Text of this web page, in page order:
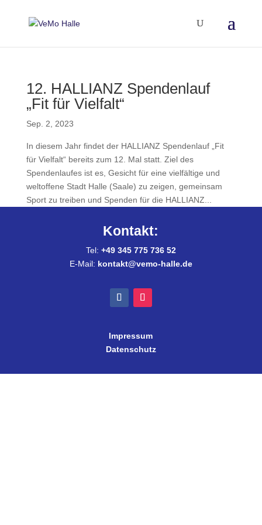
12. HALLIANZ Spendenlauf
„Fit für Vielfalt“
Sep. 2, 2023
In diesem Jahr findet der HALLIANZ Spendenlauf „Fit
für Vielfalt“ bereits zum 12. Mal statt. Ziel des
Spendenlaufes ist es, Gesicht für eine vielfältige und
weltoffene Stadt Halle (Saale) zu zeigen, gemeinsam
Sport zu treiben und Spenden für die HALLIANZ...
Kontakt:
Tel: +49 345 775 736 52
E-Mail: kontakt@vemo-halle.de
Impressum
Datenschutz